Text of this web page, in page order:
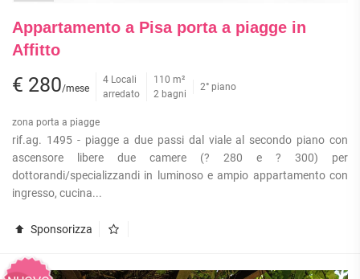
Appartamento a Pisa porta a piagge in
Affitto
€ 280/mese
4 Locali
arredato
110 m²
2 bagni
2° piano
zona porta a piagge
rif.ag. 1495 - piagge a due passi dal viale al secondo piano con
ascensore libere due camere (? 280 e ? 300) per
dottorandi/specializzandi in luminoso e ampio appartamento con
ingresso, cucina...
Sponsorizza